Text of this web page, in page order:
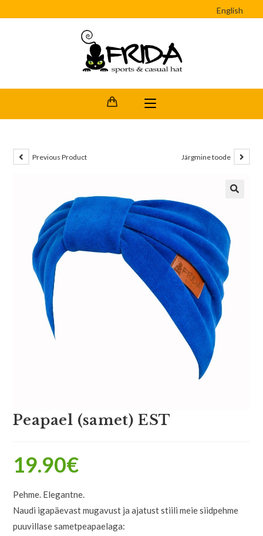
English
Previous Product Järgmine toode
Peapael (samet) EST
19.90€
Pehme. Elegantne.
Naudi igapäevast mugavust ja ajatust stiili meie siidpehme
puuvillase sametpeapaelaga: